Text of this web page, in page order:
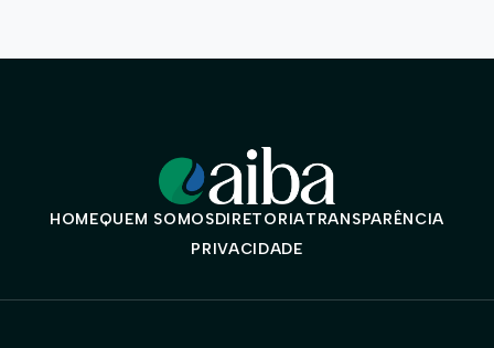
HOMEQUEM SOMOSDIRETORIATRANSPARÊNCIA
PRIVACIDADE